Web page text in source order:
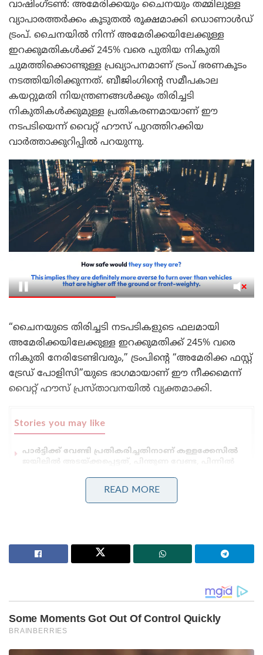
വാഷിംഗ്ടൺ: അമേരിക്കയും ചൈനയും തമ്മിലുള്ള
വ്യാപാരത്തർക്കം കൂടുതൽ രൂക്ഷമാക്കി ഡൊണാൾഡ്
ട്രംപ്. ചൈനയിൽ നിന്ന് അമേരിക്കയിലേക്കുള്ള
ഇറക്കുമതികൾക്ക് 245% വരെ പുതിയ നികുതി
ചുമത്തിക്കൊണ്ടുള്ള പ്രഖ്യാപനമാണ് ട്രംപ് ഭരണകൂടം
നടത്തിയിരിക്കുന്നത്. ബീജിംഗിൻ്റെ സമീപകാല
കയറ്റുമതി നിയന്ത്രണങ്ങൾക്കും തിരിച്ചടി
നികുതികൾക്കുമുള്ള പ്രതികരണമായാണ് ഈ
നടപടിയെന്ന് വൈറ്റ് ഹൗസ് പുറത്തിറക്കിയ
വാർത്താക്കുറിപ്പിൽ പറയുന്നു.
“ചൈനയുടെ തിരിച്ചടി നടപടികളുടെ ഫലമായി
അമേരിക്കയിലേക്കുള്ള ഇറക്കുമതിക്ക് 245% വരെ
നികുതി നേരിടേണ്ടിവരും,” ട്രംപിൻ്റെ “അമേരിക്ക ഫസ്റ്റ്
ട്രേഡ് പോളിസി”യുടെ ഭാഗമായാണ് ഈ നീക്കമെന്ന്
വൈറ്റ് ഹൗസ് പ്രസ്താവനയിൽ വ്യക്തമാക്കി.
Stories you may like
പാർട്ടിക്ക് വേണ്ടി പ്രതികരിച്ചതിനാണ് കള്ളക്കേസിൽ
ജയിലിൽ അടയ്ക്കപ്പെട്ടത്, പിന്തുണ വേണ്ട, പിന്നിൽ
അർജുൻ ആയങ്കി
സാധാരണക്കാർക്കും ചെറുകിട വ്യാപാരികൾക്കും ഒരു
വ്യവസായങ്ങൾക്ക് നിർണായകമായ ഗാലിയം,
ജർമേനിയം, ആൻ്റിമണി തുടങ്ങിയ സുപ്രധാന
മൂലകങ്ങളുടെ വ്യാപാരം ചൈന മനഃപൂർവം
നിയന്ത്രിക്കുന്നതായി അമേരിക്ക ആരോപിച്ചു. പല
വ്യവസായങ്ങൾക്കും അത്യാവശ്യമായ ഈ
READ MORE